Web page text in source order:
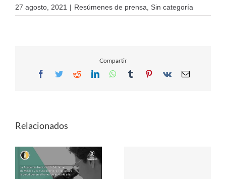
27 agosto, 2021 | Resúmenes de prensa, Sin categoría
Compartir
Facebook
TwitterRedditLinkedInWhatsApp
TumblrPinterest
Vk Email
Relacionados